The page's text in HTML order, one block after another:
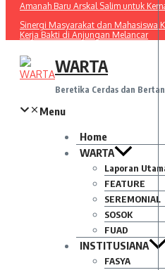
Amanah Baru Arskal Salim untuk
Sinergi Masyarakat dan Mahasiswa
Kerja Bakti di Anjungan Melancar
WARTA
Beretika Cerdas dan
Menu
Home
WARTA
Laporan
FEATURE
SEREMONIAL
SOSOK
FUAD
INSTITUSIANA
FASYA